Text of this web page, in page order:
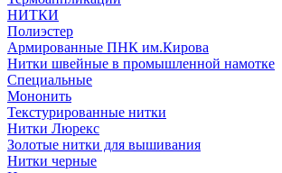
НИТКИ
Полиэстер
Армированные ПНК им.Кирова
Нитки швейные в промышленной намотке
Специальные
Мононить
Текстурированные нитки
Нитки Люрекс
Золотые нитки для вышивания
Нитки черные